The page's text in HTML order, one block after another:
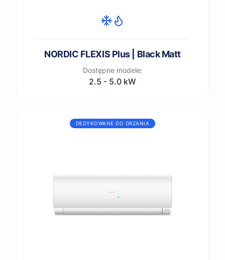
NORDIC FLEXIS Plus | Black Matt
Dostępne modele:
2.5 - 5.0 kW
DEDYKOWANE DO GRZANIA